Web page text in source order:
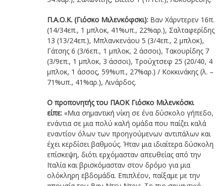
Π.Α.Ο.Κ. (Γιόσκο Μιλενκόφσκι):Βαν Χάρντερεν 16π.
(14/34επ., 1 μπλοκ, 41%υπ., 22%αρ.), Σαλταφερίδης
13 (13/24επ.), Μπλανκενάου 5 (3/4επ., 2 μπλοκ),
Γάτσης 6 (3/6επ., 1 μπλοκ, 2 άσσοι), Τακουρίδης 7
(3/9επ., 1 μπλοκ, 3 άσσοι), Τρούχτσεφ 25 (20/40, 4
μπλοκ, 1 άσσος, 59%υπ., 27%αρ.) / Κοκκινάκης (λ. –
71%υπ., 41%αρ.), Λινάρδος.
O προπονητής του ΠΑΟΚ Γιόσκο Μιλενκόσκι
είπε:«Μια σημαντική νίκη σε ένα δύσκολο γήπεδο,
ενάντια σε μια πολύ καλή ομάδα που παίζει καλά
εναντίον όλων των προηγούμενων αντιπάλων και
έχει κερδίσει βαθμούς. Ήταν μια ιδιαίτερα δύσκολη
επίσκεψη, διότι ερχόμασταν απευθείας από την
Ιταλία και βρισκόμασταν στον δρόμο για μια
ολόκληρη εβδομάδα. Επιπλέον, παίξαμε με την